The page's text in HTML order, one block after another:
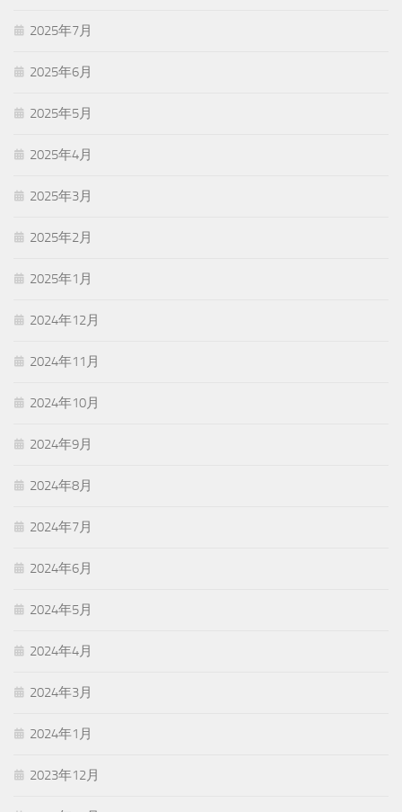
2025年7月
2025年6月
2025年5月
2025年4月
2025年3月
2025年2月
2025年1月
2024年12月
2024年11月
2024年10月
2024年9月
2024年8月
2024年7月
2024年6月
2024年5月
2024年4月
2024年3月
2024年1月
2023年12月